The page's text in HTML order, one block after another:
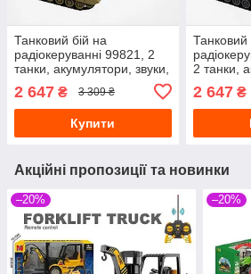
Танковий бій на
радіокеруванні 99821, 2
танки, акумулятори, звуки,
2 647 ₴ 3 309 ₴
Купити
Танковий
2 танки,
2 647₴
Акційні пропозиції та новинки
–20% –20%